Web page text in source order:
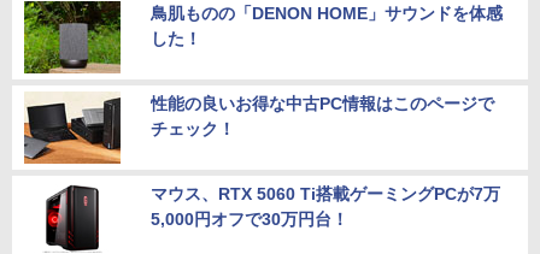
鳥肌ものの「DENON HOME」サウンドを体感
した！
性能の良いお得な中古PC情報はこのページで
チェック！
マウス、RTX 5060 Ti搭載ゲーミングPCが7万
5,000円オフで30万円台！